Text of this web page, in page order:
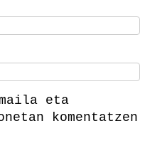
eta
komentatzen